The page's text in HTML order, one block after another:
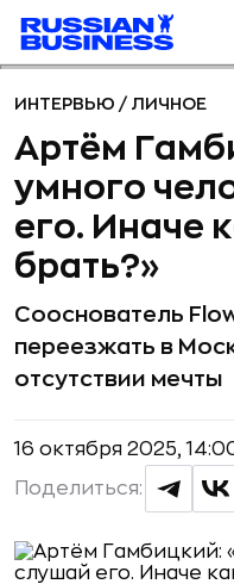
ИНТЕРВЬЮ / ЛИЧНОЕ
Артём
умного
его. Иначе
брать?»
Сооснователь
переезжать в
отсутствии мечты
16 октября 2025,
Поделиться: